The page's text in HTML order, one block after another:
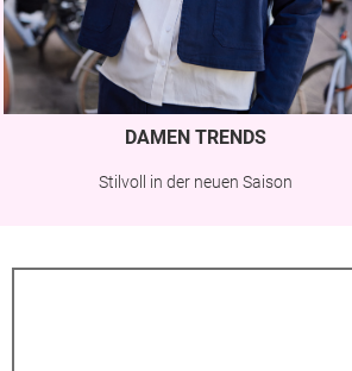
DAMEN TRENDS
Stilvoll in der neuen Saison